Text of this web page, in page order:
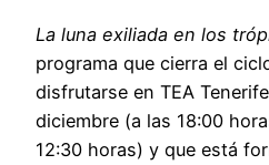
La luna exiliada en los
programa que cierra el
disfrutarse en TEA
diciembre (a las 18:00
12:30 horas) y que está